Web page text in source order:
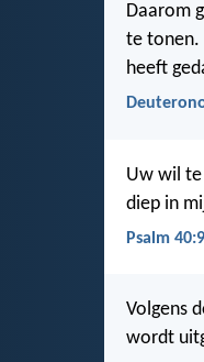
Daarom
te tonen.
heeft
Uw wil te
diep in
Psalm 40:9
Volgens
wordt